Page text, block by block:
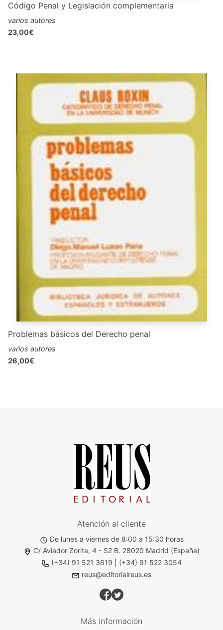
Código Penal y Legislación complementaria
varios autores
23,00€
Problemas básicos del Derecho penal
varios autores
26,00€
Atención al cliente
De lunes a viernes de 8:00 a 15:30 horas
C/ Aviador Zorita, 4 - S2 B. 28020 Madrid (España)
(+34) 91 521 3619
(+34) 91 522 3054
reus@editorialreus.es
Más información